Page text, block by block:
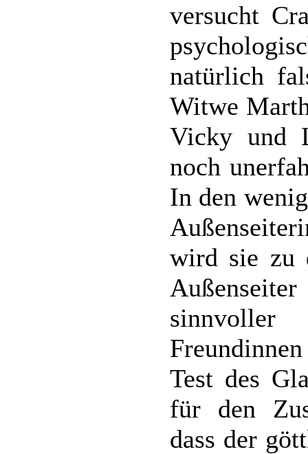
versucht
natürlich
Witwe
Vicky und
noch
In den
wird sie zu
Test des
für den
dass der